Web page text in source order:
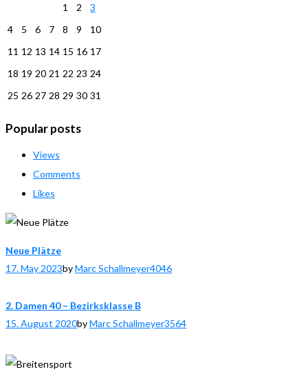
1
2
3
4
5 6 7 8 9
10
11 12 13 14 15 16 17
18 19 20 21 22 23 24
25 26 27 28 29 30 31
Popular posts
Views
Comments
Likes
Neue Plätze
17. May 2023byMarc Schallmeyer4046
2. Damen 40 – Bezirksklasse B
15. August 2020byMarc Schallmeyer3564